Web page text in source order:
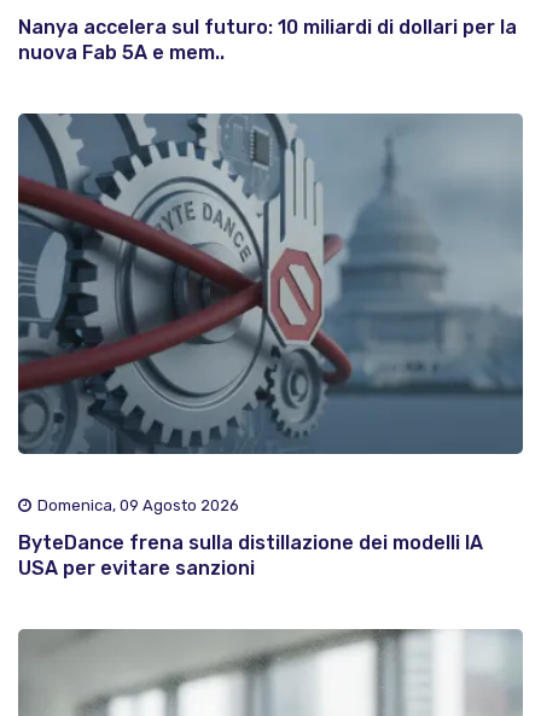
Nanya accelera sul futuro: 10 miliardi di dollari per la
nuova Fab 5A e mem..
Domenica, 09 Agosto 2026
ByteDance frena sulla distillazione dei modelli IA
USA per evitare sanzioni